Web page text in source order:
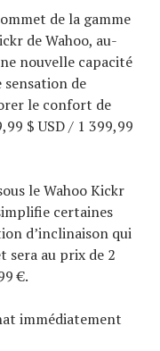
de la gamme
de Wahoo, au-
nouvelle capacité
sensation de
le confort de
$ USD / 1 399,99
le Wahoo Kickr
certaines
d’inclinaison qui
au prix de 2
€.
immédiatement